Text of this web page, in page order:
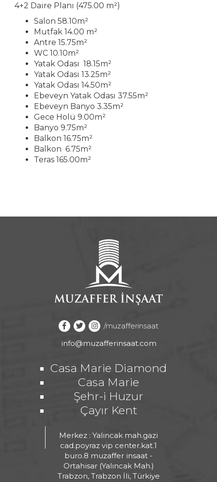
4+2 Daire Planı (475.00 m²)
Salon 58.10m²
Mutfak 14.00 m²
Antre 15.75m²
WC 10.10m²
Yatak Odası 18.15m²
Yatak Odası 13.25m²
Yatak Odası 14.50m²
Ebeveyn Yatak Odası 37.55m²
Ebeveyn Banyo 3.35m²
Gece Holü 9.00m²
Banyo 9.75m²
Balkon 16.75m²
Balkon 6.75m²
Teras 165.00m²
/muzafferinsaat
info@muzafferinsaat.com
Casa Marie Diamond
Casa Marie
Şehr-i Huzur
Çayır Kent
Merkez : Yalıncak mah.gazi
cad.poyraz vip center.kat.1
buro.8 muzaffer insaat -
Ortahisar (Yalıncak Mah.)
Trabzon, Trabzon İli, Türkiye